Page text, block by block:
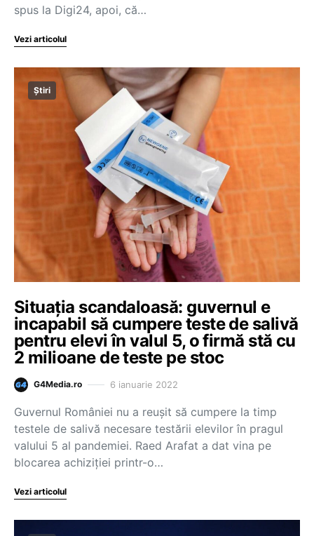
spus la Digi24, apoi, că…
Vezi articolul
Știri
Situația scandaloasă: guvernul e
incapabil să cumpere teste de salivă
pentru elevi în valul 5, o firmă stă cu
2 milioane de teste pe stoc
G4Media.ro 6 ianuarie 2022
Guvernul României nu a reușit să cumpere la timp
testele de salivă necesare testării elevilor în pragul
valului 5 al pandemiei. Raed Arafat a dat vina pe
blocarea achiziției printr-o…
Vezi articolul